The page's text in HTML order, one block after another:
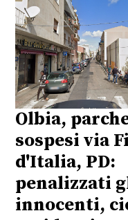
Olbia,
sospesi via
d'Italia, PD:
penalizzati
innocenti,